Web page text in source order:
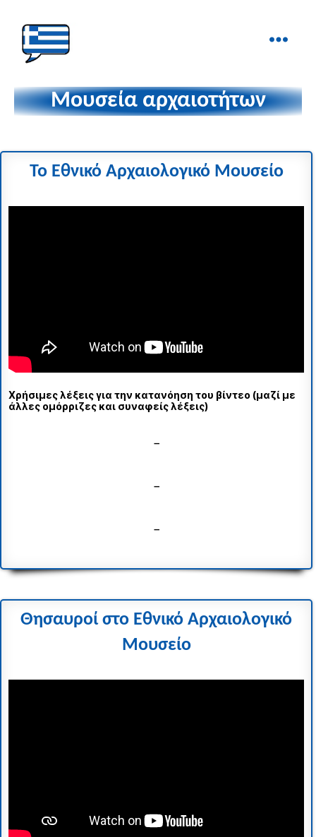
στα
Δάχτυλα!Μουσεία αρχαιοτήτων
Το Εθνικό Αρχαιολογικό Μουσείο
Χρήσιμες λέξεις για την κατανόηση του βίντεο (μαζί με
άλλες ομόρριζες και συναφείς λέξεις)
–
–
–
Θησαυροί στο Εθνικό Αρχαιολογικό
Μουσείο